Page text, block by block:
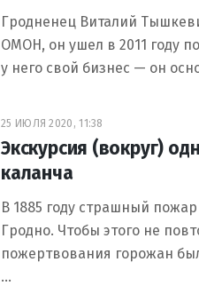
Гродненец Виталий
ОМОН, он ушел в 2011 году
у него свой бизнес — он
25 ИЮЛЯ 2020, 11:38
Экскурсия (вокруг)
каланча
В 1885 году страшный
Гродно. Чтобы этого не
пожертвования горожан
…